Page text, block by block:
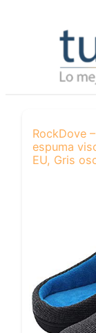
RockDove
espuma
EU, Gris